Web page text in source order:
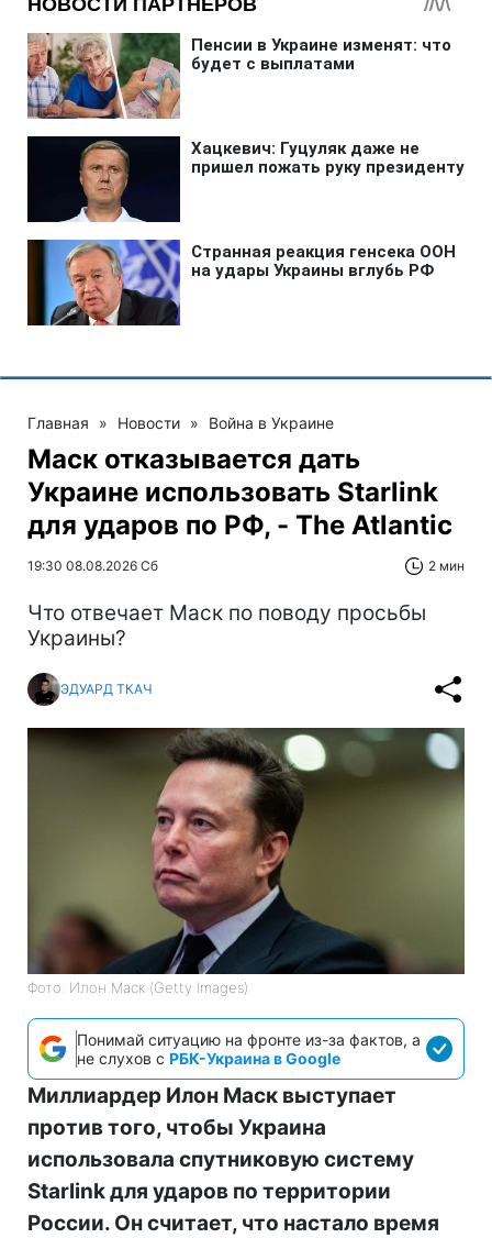
Главная » Новости » Война в Украине
Маск отказывается дать
Украине использовать Starlink
для ударов по РФ, - The Atlantic
19:30 08.08.2026 Сб 2 мин
Что отвечает Маск по поводу просьбы
Украины?
ЭДУАРД ТКАЧ
Фото: Илон Маск (Getty Images)
Понимай ситуацию на фронте из-за фактов, а
не слухов с РБК-Украина в Google
Миллиардер Илон Маск выступает
против того, чтобы Украина
использовала спутниковую систему
Starlink для ударов по территории
России. Он считает, что настало время